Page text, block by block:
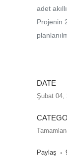
adet
Projenin
DATE
Şubat 04,
Paylaş